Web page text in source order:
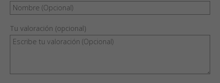
Tu valoración (opcional)